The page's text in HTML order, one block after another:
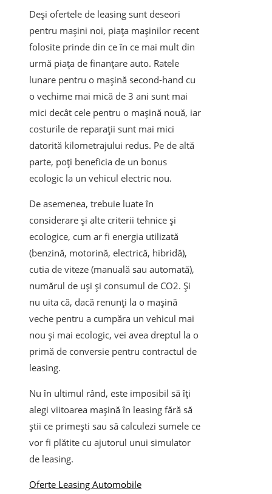
Deși ofertele de leasing sunt deseori
pentru mașini noi, piața mașinilor recent
folosite prinde din ce în ce mai mult din
urmă piața de finanțare auto. Ratele
lunare pentru o mașină second-hand cu
o vechime mai mică de 3 ani sunt mai
mici decât cele pentru o mașină nouă, iar
costurile de reparații sunt mai mici
datorită kilometrajului redus. Pe de altă
parte, poți beneficia de un bonus
ecologic la un vehicul electric nou.
De asemenea, trebuie luate în
considerare și alte criterii tehnice și
ecologice, cum ar fi energia utilizată
(benzină, motorină, electrică, hibridă),
cutia de viteze (manuală sau automată),
numărul de uși și consumul de CO2. Și
nu uita că, dacă renunți la o mașină
veche pentru a cumpăra un vehicul mai
nou și mai ecologic, vei avea dreptul la o
primă de conversie pentru contractul de
leasing.
Nu în ultimul rând, este imposibil să îți
alegi viitoarea mașină în leasing fără să
știi ce primești sau să calculezi sumele ce
vor fi plătite cu ajutorul unui simulator
de leasing.
Oferte Leasing Automobile